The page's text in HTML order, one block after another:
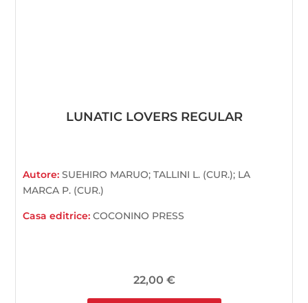
LUNATIC LOVERS REGULAR
Autore:SUEHIRO MARUO; TALLINI L. (CUR.); LA
MARCA P. (CUR.)
Casa editrice:COCONINO PRESS
22,00 €